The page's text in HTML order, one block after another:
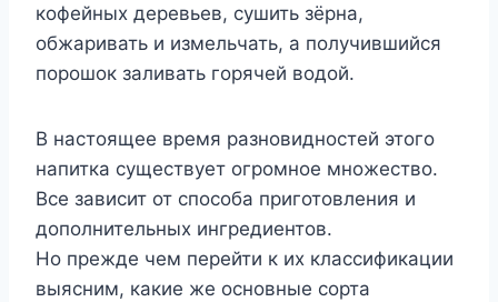
кофейных деревьев, сушить зёрна,
обжаривать и измельчать, а получившийся
порошок заливать горячей водой.
В настоящее время разновидностей этого
напитка существует огромное множество.
Все зависит от способа приготовления и
дополнительных ингредиентов.
Но прежде чем перейти к их классификации
выясним, какие же основные сорта